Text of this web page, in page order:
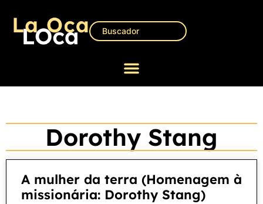
Dorothy Stang
A mulher da terra (Homenagem à
missionária: Dorothy Stang)